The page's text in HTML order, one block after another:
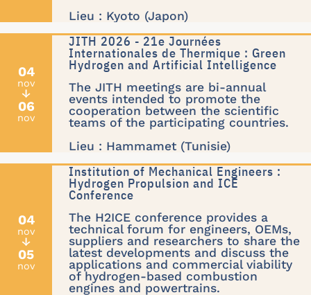
Lieu : Kyoto (Japon)
04
nov
↓
06
nov
JITH 2026 - 21e Journées
Internationales de Thermique : Green
Hydrogen and Artificial Intelligence
The JITH meetings are bi-annual
events intended to promote the
cooperation between the scientific
teams of the participating countries.
Lieu : Hammamet (Tunisie)
04
nov
↓
05
nov
Institution of Mechanical Engineers :
Hydrogen Propulsion and ICE
Conference
The H2ICE conference provides a
technical forum for engineers, OEMs,
suppliers and researchers to share the
latest developments and discuss the
applications and commercial viability
of hydrogen-based combustion
engines and powertrains.